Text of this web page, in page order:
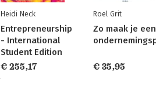
Heidi Neck
Entrepreneurship
- International
Student Edition
€ 255,17
Roel Grit
Zo maak je een
€ 35,95